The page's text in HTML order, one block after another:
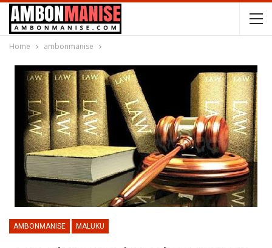
Home ambonmanise
AMBONMANISE MALUKU